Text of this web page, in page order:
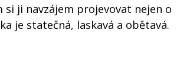
ji navzájem projevovat nejen o
je statečná, laskavá a obětavá.